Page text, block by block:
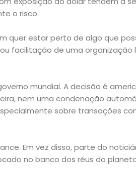
o risco.
quer estar perto de algo que
facilitação de uma organização
mundial. A decisão é
nem uma condenação
sobre transações
Em vez disso, parte do
no banco dos réus do